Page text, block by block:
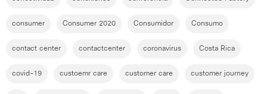
consumer Consumer 2020 Consumidor Consumo
contact center contactcenter coronavirus Costa Rica
covid-19 custoemr care customer care customer journey